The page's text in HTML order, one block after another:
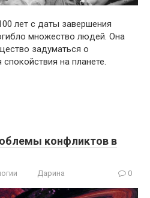
лет с даты завершения
множество людей. Она
задуматься о
на планете.
конфликтов в
Дарина 0